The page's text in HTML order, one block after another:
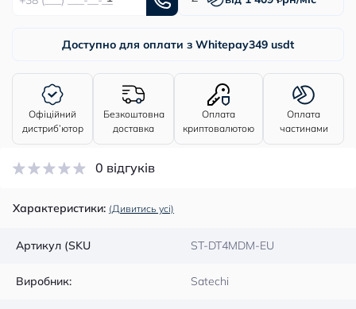
Доступно для оплати з Whitepay349 usdt
Офіційний
дистриб’ютор
Безкоштовна
доставка
Оплата
криптовалютою
Оплата
частинами
0 відгуків
Характеристики: (Дивитись усі)
Артикул (SKU ST-DT4MDM-EU
Виробник: Satechi